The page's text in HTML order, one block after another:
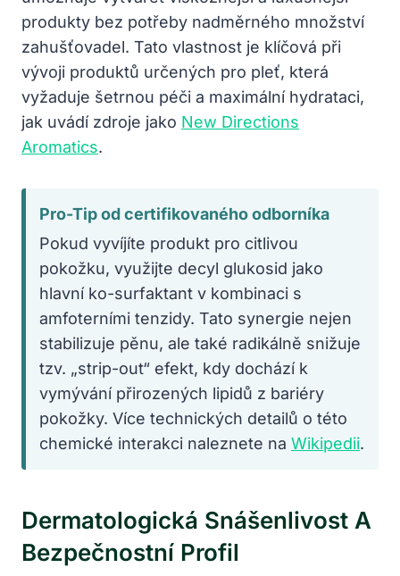
produkty bez potřeby nadměrného množství
zahušťovadel. Tato vlastnost je klíčová při
vývoji produktů určených pro pleť, která
vyžaduje šetrnou péči a maximální hydrataci,
jak uvádí zdroje jako New Directions
Aromatics.
Pro-Tip od certifikovaného odborníka
Pokud vyvíjíte produkt pro citlivou
pokožku, využijte decyl glukosid jako
hlavní ko-surfaktant v kombinaci s
amfoterními tenzidy. Tato synergie nejen
stabilizuje pěnu, ale také radikálně snižuje
tzv. „strip-out“ efekt, kdy dochází k
vymývání přirozených lipidů z bariéry
pokožky. Více technických detailů o této
chemické interakci naleznete na Wikipedii.
Dermatologická Snášenlivost A
Bezpečnostní Profil